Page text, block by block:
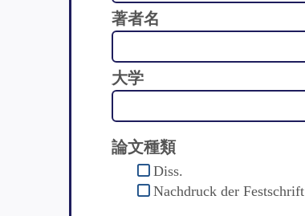
著者名
大学
論文種類
Diss.
Nachdruck der Festschrift